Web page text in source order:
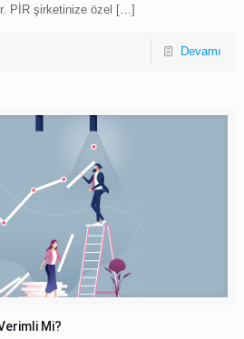
PİR şirketinize özel […]
Devamı
Mi?